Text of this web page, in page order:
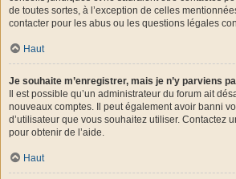
de toutes sortes, à l’exception de celles
contacter pour les abus ou les questions légales
Haut
Je souhaite m’enregistrer, mais je n’y parviens
Il est possible qu’un administrateur du forum ait
nouveaux comptes. Il peut également avoir banni
d’utilisateur que vous souhaitez utiliser. Contactez
pour obtenir de l’aide.
Haut